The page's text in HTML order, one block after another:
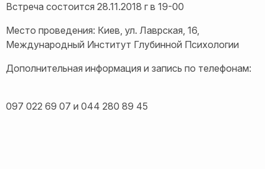
Встреча состоится 28.11.2018 г в 19-00
Место проведения: Киев, ул. Лаврская, 16,
Международный Институт Глубинной Психологии
Дополнительная информация и запись по телефонам:
097 022 69 07 и 044 280 89 45